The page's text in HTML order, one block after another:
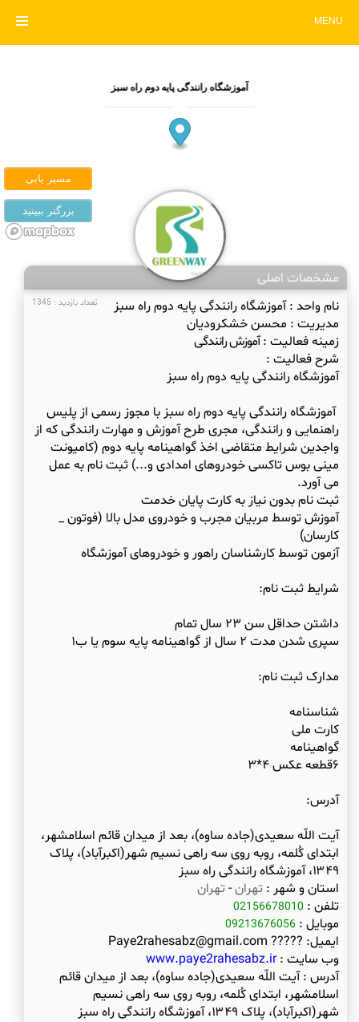
MENU
آموزشگاه رانندگی پایه دوم راه سبز
مشخصات اصلی
تعداد بازدید : 1345 نام واحد :آموزشگاه رانندگی پایه دوم راه سبز
مدیریت : محسن خشکرودیان
زمینه فعالیت :آموزش رانندگی
شرح فعالیت :
آموزشگاه رانندگی پایه دوم راه سبز با مجوز رسمی از پلیس
راهنمایی و رانندگی، مجری طرح آموزش و مهارت رانندگی که از
واجدین شرایط متقاضی اخذ گواهینامه پایه دوم (کامیونت
مینی بوس تاکسی خودروهای امدادی و...) ثبت نام به عمل
آموزش توسط مربیان مجرب و خودروی مدل بالا (فوتون _
آیت اللّه سعیدی(جاده ساوه)، بعد از میدان قائم اسلامشهر،
ابتدای کُلمه، روبه روی سه راهی نسیم شهر(اکبرآباد)، پلاک
۱۳۴۹، آموزشگاه رانندگی راه سبز
استان و شهر : تهران- تهران
تلفن : 02156678010
موبایل :09213676056
ایمیل: ????? Paye2rahesabz@gmail.com
وب سایت :www.paye2rahesabz.ir
آدرس :آیت اللّه سعیدی(جاده ساوه)، بعد از میدان قائم
اسلامشهر، ابتدای کُلمه، روبه روی سه راهی نسیم
شهر(اکبرآباد)، پلاک ۱۳۴۹، آموزشگاه رانندگی راه سبز